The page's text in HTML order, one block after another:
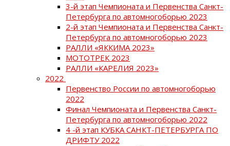
3-й этап Чемпионата и Первенства Санкт-
Петербурга по автомногоборью 2023
2-й этап Чемпионата и Первенства Санкт-
Петербурга по автомногоборью 2023
РАЛЛИ «ЯККИМА 2023»
МОТОТРЕК 2023
РАЛЛИ «КАРЕЛИЯ 2023»
2022
Первенство России по автомногоборью
2022
Финал Чемпионата и Первенства Санкт-
Петербурга по автомногоборью 2022
4 -й этап КУБКА САНКТ-ПЕТЕРБУРГА ПО
ДРИФТУ 2022